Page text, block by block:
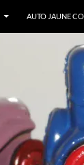
AUTO JAUNE